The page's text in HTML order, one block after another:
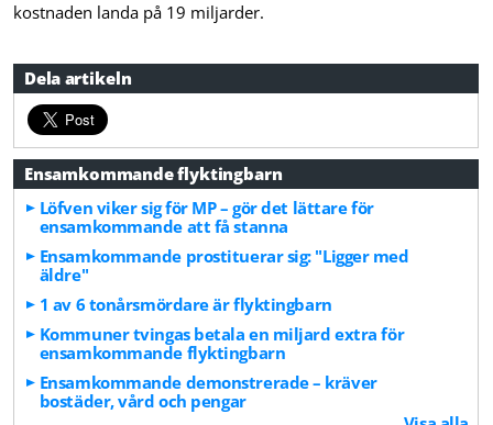
Dela artikeln
Ensamkommande flyktingbarn
Löfven viker sig för MP – gör det lättare för
ensamkommande att få stanna
Ensamkommande prostituerar sig: "Ligger med
äldre"
1 av 6 tonårsmördare är flyktingbarn
Kommuner tvingas betala en miljard extra för
ensamkommande flyktingbarn
Ensamkommande demonstrerade – kräver
bostäder, vård och pengar
kostnaden landa på 19 miljarder.